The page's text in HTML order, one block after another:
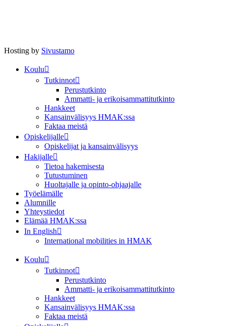
Hosting by Sivustamo
Koulu
Tutkinnot
Perustutkinto
Ammatti- ja erikoisammattitutkinto
Hankkeet
Kansainvälisyys HMAK:ssa
Faktaa meistä
Opiskelijalle
Opiskelijat ja kansainvälisyys
Hakijalle
Tietoa hakemisesta
Tutustuminen
Huoltajalle ja opinto-ohjaajalle
Työelämälle
Alumnille
Yhteystiedot
Elämää HMAK:ssa
In English
International mobilities in HMAK
Koulu
Tutkinnot
Perustutkinto
Ammatti- ja erikoisammattitutkinto
Hankkeet
Kansainvälisyys HMAK:ssa
Faktaa meistä